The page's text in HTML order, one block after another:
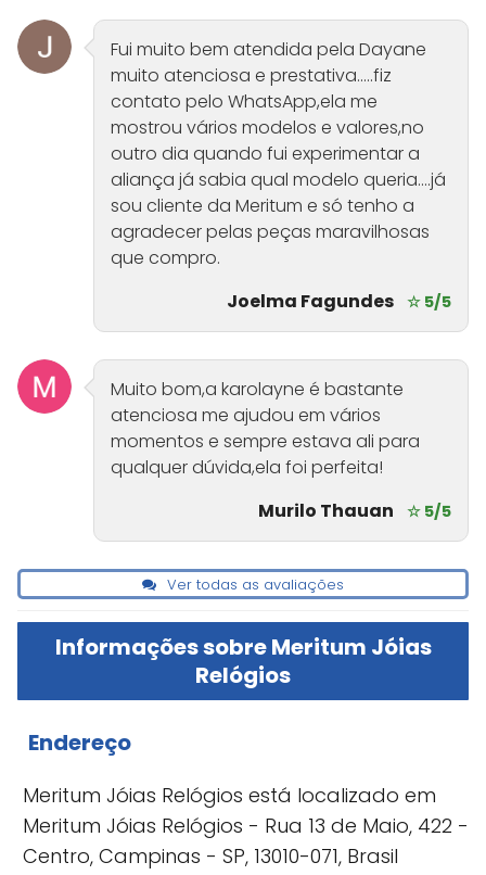
Fui muito bem atendida pela Dayane
muito atenciosa e prestativa.....fiz
contato pelo WhatsApp,ela me
mostrou vários modelos e valores,no
outro dia quando fui experimentar a
aliança já sabia qual modelo queria....já
sou cliente da Meritum e só tenho a
agradecer pelas peças maravilhosas
que compro.
Joelma Fagundes ☆ 5/5
Muito bom,a karolayne é bastante
atenciosa me ajudou em vários
momentos e sempre estava ali para
qualquer dúvida,ela foi perfeita!
Murilo Thauan
☆ 5/5
Ver todas as avaliações
Informações sobre Meritum Jóias
Relógios
Endereço
Meritum Jóias Relógios está localizado em
Meritum Jóias Relógios - Rua 13 de Maio, 422 -
Centro, Campinas - SP, 13010-071, Brasil